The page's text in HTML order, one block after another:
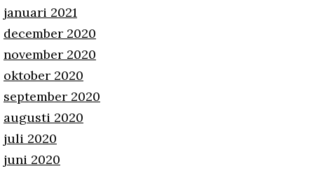
januari 2021
december 2020
november 2020
oktober 2020
september 2020
augusti 2020
juli 2020
juni 2020